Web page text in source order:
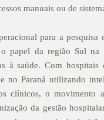
manuais ou de
para a pesquisa
papel da região Sul na
à saúde. Com hospitais
no Paraná utilizando
clínicos, o movimento
da gestão